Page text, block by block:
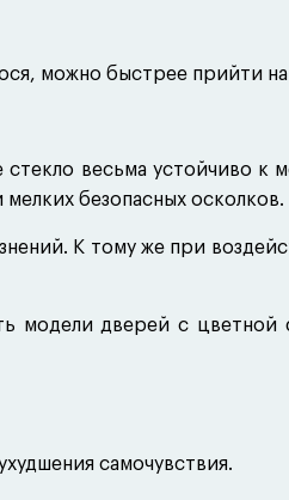
можно быстрее прийти
весьма устойчиво к
безопасных осколков.
К тому же при
модели дверей с цветной
самочувствия.